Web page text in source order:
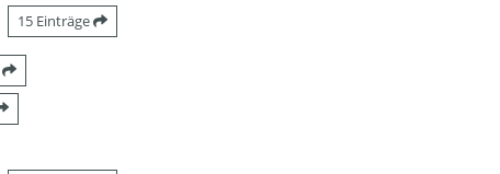
15 Einträge